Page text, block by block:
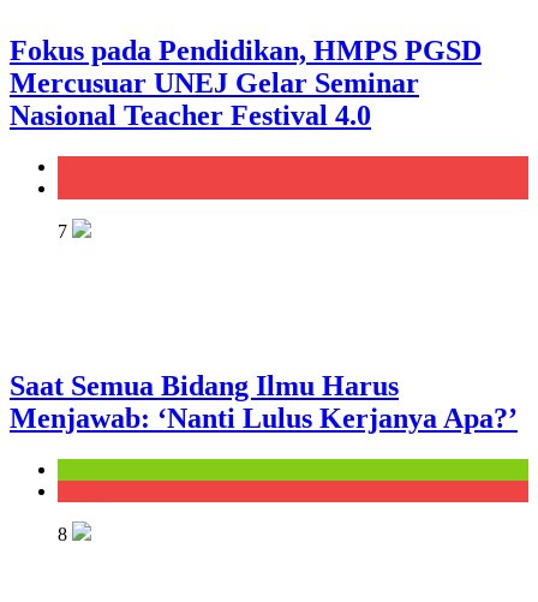
Fokus pada Pendidikan, HMPS PGSD
Mercusuar UNEJ Gelar Seminar
Nasional Teacher Festival 4.0
7
Saat Semua Bidang Ilmu Harus
Menjawab: ‘Nanti Lulus Kerjanya Apa?’
8